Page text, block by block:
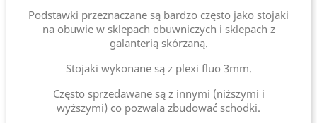
Podstawki przeznaczane są bardzo często jako stojaki
na obuwie w sklepach obuwniczych i sklepach z
galanterią skórzaną.
Stojaki wykonane są z plexi fluo 3mm.
Często sprzedawane są z innymi (niższymi i
wyższymi) co pozwala zbudować schodki.